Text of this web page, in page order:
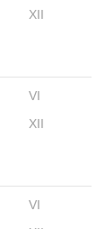
XII
VI
XII
VI